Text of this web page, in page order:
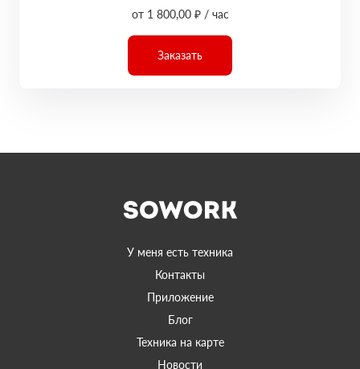
от 1 800,00 ₽ / час
Заказать
У меня есть техника
Контакты
Приложение
Блог
Техника на карте
Новости